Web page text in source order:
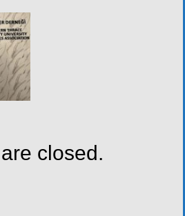
closed.